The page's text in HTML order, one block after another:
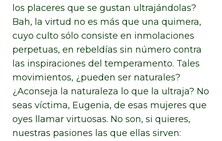
los placeres que se gustan ultrajándolas?
Bah, la virtud no es más que una quimera,
cuyo culto sólo consiste en inmolaciones
perpetuas, en rebeldías sin número contra
las inspiraciones del temperamento. Tales
movimientos, ¿pueden ser naturales?
¿Aconseja la naturaleza lo que la ultraja? No
seas víctima, Eugenia, de esas mujeres que
oyes llamar virtuosas. No son, si quieres,
nuestras pasiones las que ellas sirven: